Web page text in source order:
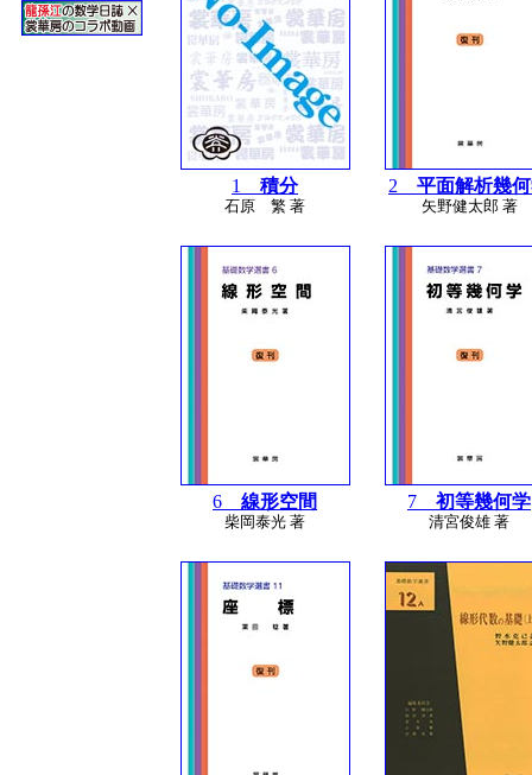
1 積分
石原 繁 著
2 平面解析幾
矢野健太郎 著
6 線形空間
柴岡泰光 著
7 初等幾何学
清宮俊雄 著